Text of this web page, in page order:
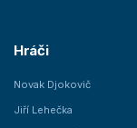
Hráči
Novak Djokovič
Jiří Lehečka